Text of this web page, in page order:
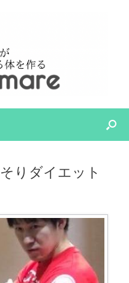
りダイエット